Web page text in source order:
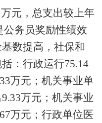
万元，总支出较上年
公务员奖励性绩效
数提高，社保和
：行政运行75.14
万元；机关事业单
9.33万元；机关事业
万元；行政单位医